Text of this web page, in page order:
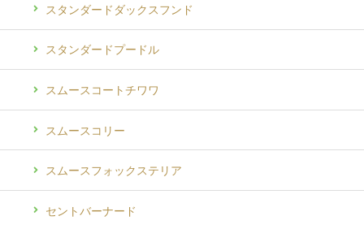
スタンダードダックスフンド
スタンダードプードル
スムースコートチワワ
スムースコリー
スムースフォックステリア
セントバーナード